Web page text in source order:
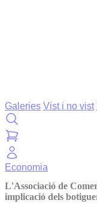
Galeries Vist i no vist
Economia
L'Associació de
implicació dels